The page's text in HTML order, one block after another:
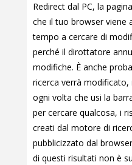
Redirect dal PC, la
che il tuo browser viene
tempo a cercare di
perché il dirottatore
modifiche. È anche
ricerca verrà modificato,
ogni volta che usi la
per cercare qualcosa, i
creati dal motore di
pubblicizzato dal
di questi risultati non è